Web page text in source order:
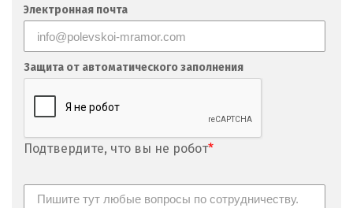
Невьянск
Нефтеюганск
Нижневартовск
Нижний Новгород
Электронная почта
Защита от автоматического заполнения
Подтвердите, что вы не робот*